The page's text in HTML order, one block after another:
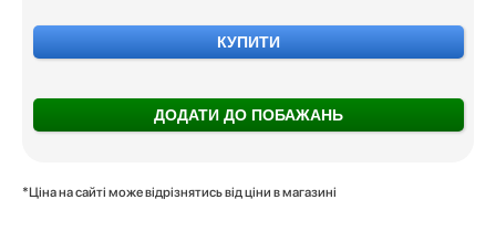
КУПИТИ
ДОДАТИ ДО ПОБАЖАНЬ
*Ціна на сайті може відрізнятись від ціни в магазині